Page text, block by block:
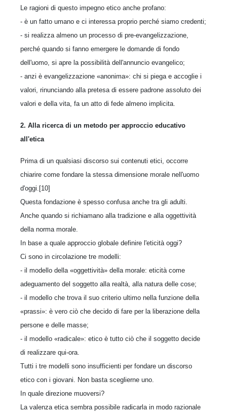
Le ragioni di questo impegno etico anche profano:
- è un fatto umano e ci interessa proprio perché siamo credenti;
- si realizza almeno un processo di pre-evangelizzazione,
perché quando si fanno emergere le domande di fondo
dell'uomo, si apre la possibilità dell'annuncio evangelico;
- anzi è evangelizzazione «anonima»: chi si piega e accoglie i
valori, rinunciando alla pretesa di essere padrone assoluto dei
valori e della vita, fa un atto di fede almeno implicita.
2. Alla ricerca di un metodo per approccio educativo
all'etica
Prima di un qualsiasi discorso sui contenuti etici, occorre
chiarire come fondare la stessa dimensione morale nell'uomo
d'oggi.[10]
Questa fondazione è spesso confusa anche tra gli adulti.
Anche quando si richiamano alla tradizione e alla oggettività
della norma morale.
In base a quale approccio globale definire l'eticità oggi?
Ci sono in circolazione tre modelli:
- il modello della «oggettività» della morale: eticità come
adeguamento del soggetto alla realtà, alla natura delle cose;
- il modello che trova il suo criterio ultimo nella funzione della
«prassi»: è vero ciò che decido di fare per la liberazione della
persone e delle masse;
- il modello «radicale»: etico è tutto ciò che il soggetto decide
di realizzare qui-ora.
Tutti i tre modelli sono insufficienti per fondare un discorso
etico con i giovani. Non basta sceglierne uno.
In quale direzione muoversi?
La valenza etica sembra possibile radicarla in modo razionale